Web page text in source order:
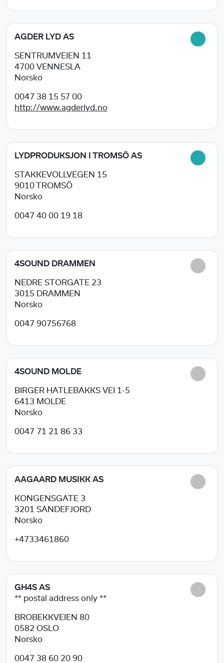
AGDER LYD AS
SENTRUMVEIEN 11
4700 VENNESLA
Norsko
0047 38 15 57 00
http://www.agderlyd.no
LYDPRODUKSJON I TROMSÖ AS
STAKKEVOLLVEGEN 15
9010
TROMSÖ
Norsko
0047 40 00 19 18
4SOUND DRAMMEN
NEDRE STORGATE 23
3015
DRAMMEN
Norsko
0047 90756768
4SOUND MOLDE
BIRGER HATLEBAKKS VEI 1-5
6413 MOLDE
Norsko
0047 71 21 86 33
AAGAARD MUSIKK AS
KONGENSGATE 3
3201 SANDEFJORD
Norsko
+4733461860
GH4S AS
** postal address only **
BROBEKKVEIEN 80
0582 OSLO
Norsko
0047 38 60 20 90